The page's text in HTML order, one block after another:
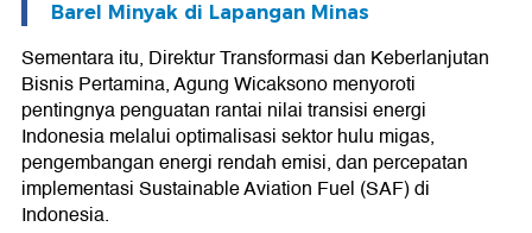
Barel Minyak di Lapangan Minas
Sementara itu, Direktur Transformasi dan Keberlanjutan
Bisnis Pertamina, Agung Wicaksono menyoroti
pentingnya penguatan rantai nilai transisi energi
Indonesia melalui optimalisasi sektor hulu migas,
pengembangan energi rendah emisi, dan percepatan
implementasi Sustainable Aviation Fuel (SAF) di
Indonesia.